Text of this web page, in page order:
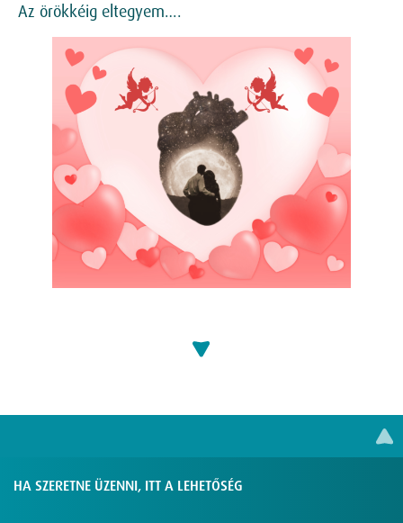
Az örökkéig eltegyem….
HA SZERETNE ÜZENNI, ITT A LEHETŐSÉG